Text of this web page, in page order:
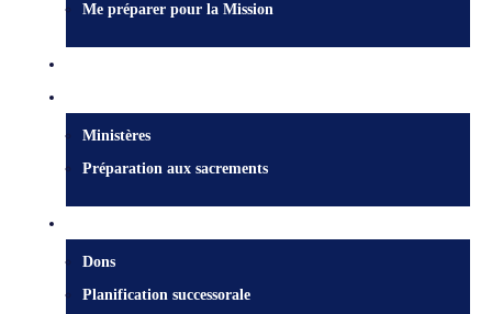
Me préparer pour la Mission
Ministères
Préparation aux sacrements
Dons
Planification successorale